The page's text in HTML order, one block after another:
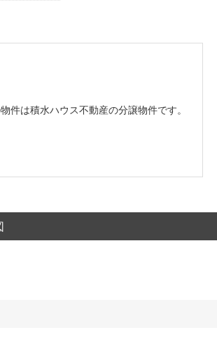
件は積水ハウス不動産の分譲物件です。